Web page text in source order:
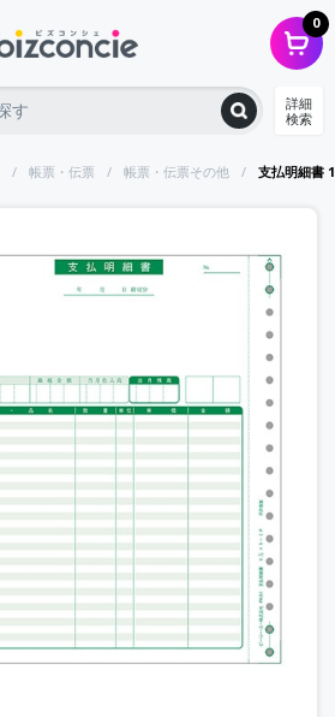
0
詳細
検索
帳票・伝票 帳票・伝票その他 支払明細書